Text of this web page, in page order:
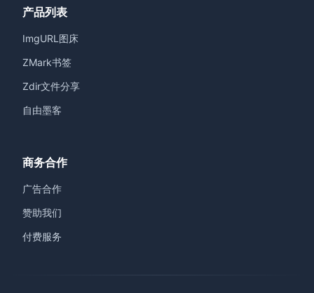
产品列表
ImgURL图床
ZMark书签
Zdir文件分享
自由墨客
商务合作
广告合作
赞助我们
付费服务